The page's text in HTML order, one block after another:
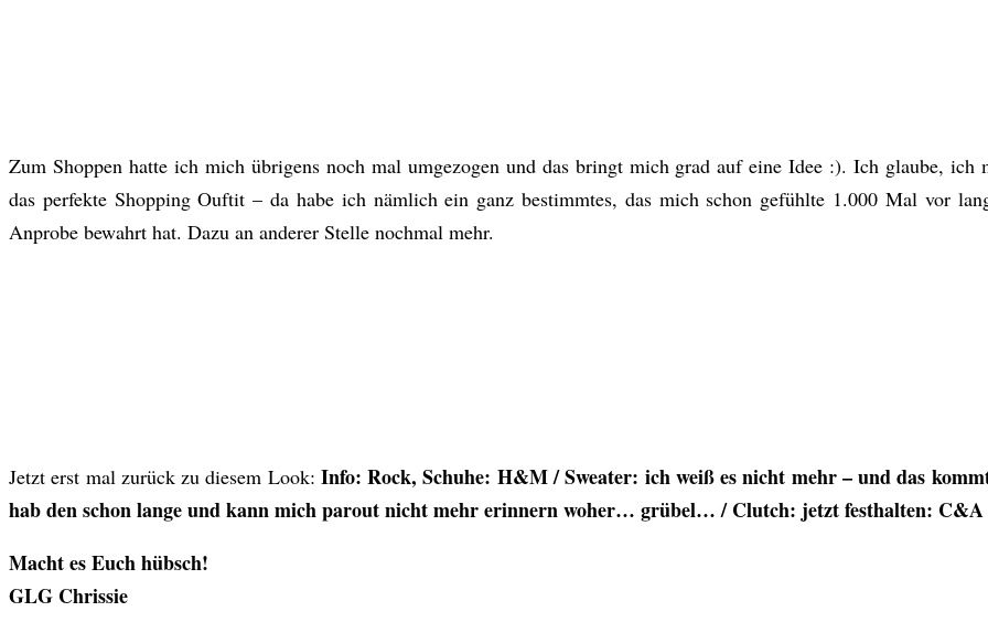
Zum Shoppen hatte ich mich übrigens noch mal umgezogen und das bringt mich grad auf eine Idee :). Ich glaube, ich
das perfekte Shopping Ouftit – da habe ich nämlich ein ganz bestimmtes, das mich schon gefühlte 1.000 Mal vor
Anprobe bewahrt hat. Dazu an anderer Stelle nochmal mehr.
Jetzt erst mal zurück zu diesem Look: Info: Rock, Schuhe: H&M / Sweater: ich weiß es nicht mehr – und das
hab den schon lange und kann mich parout nicht mehr erinnern woher… grübel… / Clutch: jetzt festhalten:
Macht es Euch hübsch!
GLG Chrissie